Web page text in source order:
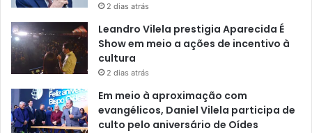
2 dias atrás
Leandro Vilela prestigia Aparecida É
Show em meio a ações de incentivo à
cultura
2 dias atrás
Em meio à aproximação com
evangélicos, Daniel Vilela participa de
culto pelo aniversário de Oídes